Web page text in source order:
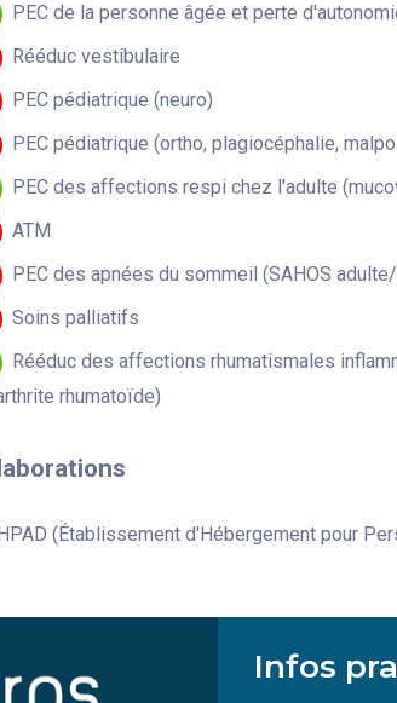
PEC de la personne âgée et perte
Rééduc vestibulaire
PEC pédiatrique (neuro)
PEC pédiatrique (ortho, plagiocéphalie,
PEC des affections respi chez l'adulte
ATM
PEC des apnées du sommeil (SAHOS
Soins palliatifs
Rééduc des affections rhumatismales
rhumatoïde)
(Établissement d'Hébergement pour
Infos